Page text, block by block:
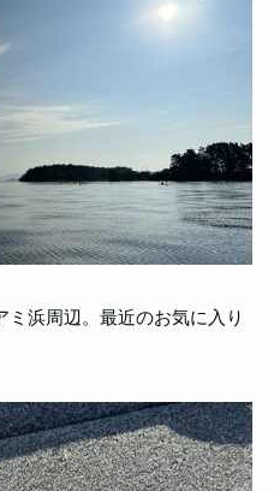
ミ浜周辺。最近のお気に入り